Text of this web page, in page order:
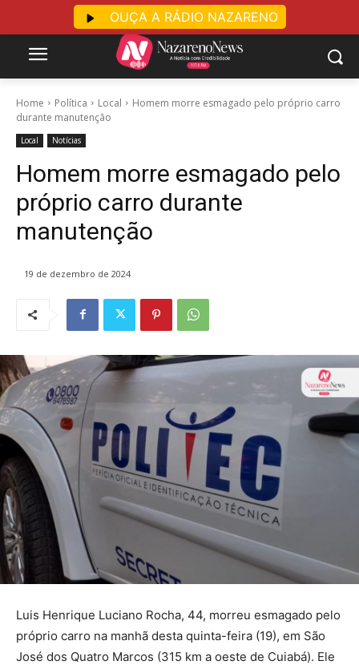
Home Política Local
Homem morre esmagado pelo próprio carro
durante manutenção
Local Notícias
Homem morre esmagado pelo
próprio carro durante
manutenção
19 de dezembro de 2024
Luis Henrique Luciano Rocha, 44, morreu esmagado pelo
próprio carro na manhã desta quinta-feira (19), em São
José dos Quatro Marcos (315 km a oeste de Cuiabá). Ele
OUÇA A RÁDIO NAZARENO